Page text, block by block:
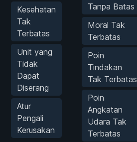
Kesehatan
Tak
Terbatas
Unit yang
Tidak
Dapat
Diserang
Atur
Pengali
Kerusakan
Tanpa Batas
Moral Tak
Terbatas
Poin
Tindakan
Tak Terbatas
Poin
Angkatan
Udara Tak
Terbatas